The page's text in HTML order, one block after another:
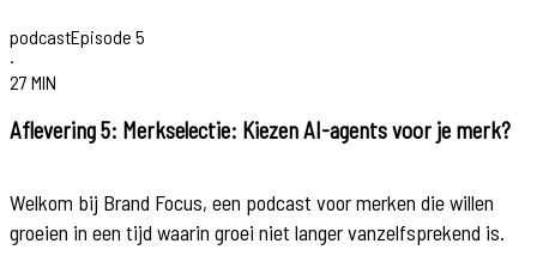
podcastEpisode 5
·
27 MIN
Aflevering 5: Merkselectie: Kiezen AI-agents voor je merk?
Welkom bij Brand Focus, een podcast voor merken die willen
groeien in een tijd waarin groei niet langer vanzelfsprekend is.